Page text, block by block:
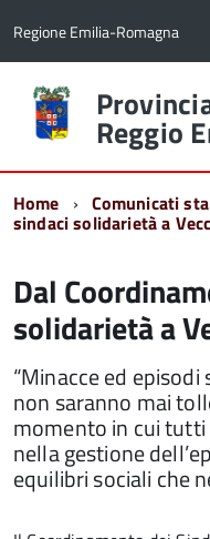
Regione Emilia-Romagna
Torna
alla
home Reggio
Home Comunicati
sindaci solidarietà a
Dal
solidarietà a
“Minacce ed
non saranno mai
momento in cui
nella gestione
equilibri sociali che